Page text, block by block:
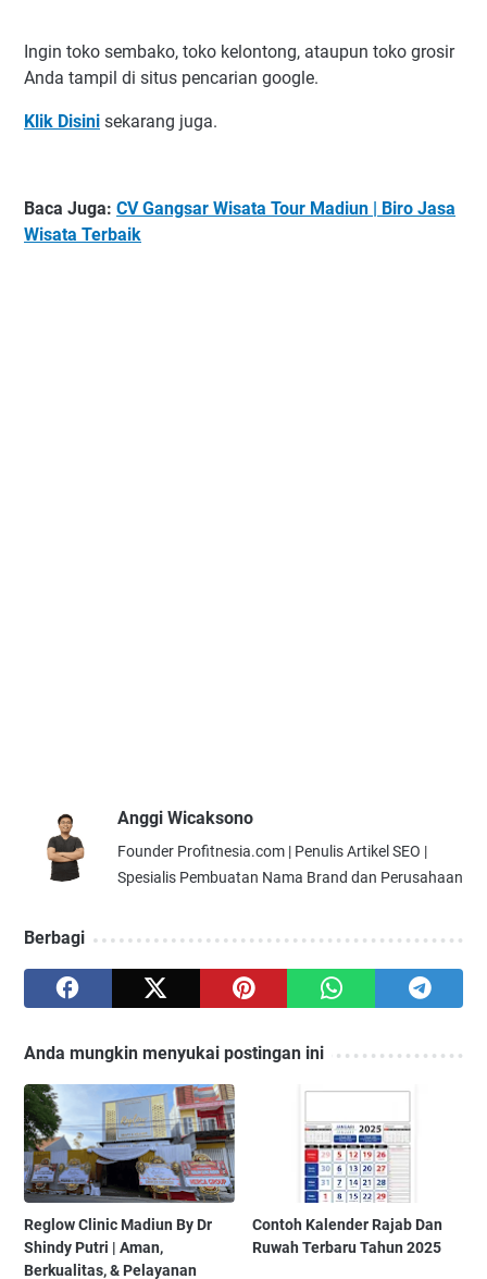
Ingin toko sembako, toko kelontong, ataupun toko grosir
Anda tampil di situs pencarian google.
Klik Disini sekarang juga.
Baca Juga: CV Gangsar Wisata Tour Madiun | Biro Jasa
Wisata Terbaik
Anggi Wicaksono
Founder Profitnesia.com | Penulis Artikel SEO |
Spesialis Pembuatan Nama Brand dan Perusahaan
Berbagi
Anda mungkin menyukai postingan ini
Reglow Clinic Madiun By Dr
Shindy Putri | Aman,
Berkualitas, & Pelayanan
Contoh Kalender Rajab Dan
Ruwah Terbaru Tahun 2025